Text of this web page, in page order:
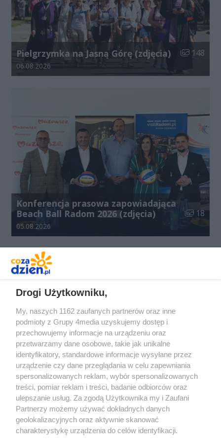
Pielgrzymka na Jasną Górę (zdjęcia) Liczba
148
Data dodania galerii:
06.08.2026
Konferencja prasowa zapowiadająca
Beach Ball Radom 2026 (zdjęcia)
Liczba
18
Data dodania galerii:
05.08.2026
Redakcja Reklama Prywatność
Praca Łódź
the:protocol
Drogi Użytkowniku,
My, naszych 1162 zaufanych partnerów oraz inne
podmioty z Grupy 4media uzyskujemy dostęp i
przechowujemy informacje na urządzeniu oraz
przetwarzamy dane osobowe, takie jak unikalne
identyfikatory, standardowe informacje wysyłane przez
urządzenie czy dane przeglądania w celu zapewniania
spersonalizowanych reklam, wybór spersonalizowanych
treści, pomiar reklam i treści, badanie odbiorców oraz
ulepszanie usług. Za zgodą Użytkownika my i Zaufani
Partnerzy możemy używać dokładnych danych
geolokalizacyjnych oraz aktywnie skanować
charakterystykę urządzenia do celów identyfikacji.